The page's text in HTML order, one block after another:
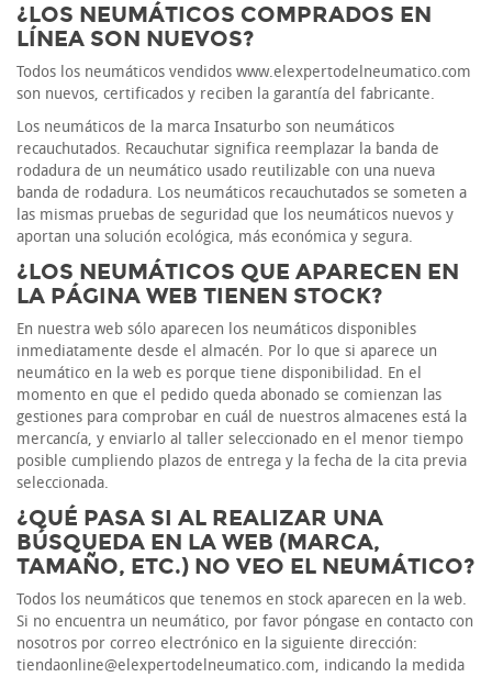
¿LOS NEUMÁTICOS COMPRADOS EN
LÍNEA SON NUEVOS?
Todos los neumáticos vendidos www.elexpertodelneumatico.com
son nuevos, certificados y reciben la garantía del fabricante.
Los neumáticos de la marca Insaturbo son neumáticos
recauchutados. Recauchutar significa reemplazar la banda de
rodadura de un neumático usado reutilizable con una nueva
banda de rodadura. Los neumáticos recauchutados se someten a
las mismas pruebas de seguridad que los neumáticos nuevos y
aportan una solución ecológica, más económica y segura.
¿LOS NEUMÁTICOS QUE APARECEN EN
LA PÁGINA WEB TIENEN STOCK?
En nuestra web sólo aparecen los neumáticos disponibles
inmediatamente desde el almacén. Por lo que si aparece un
neumático en la web es porque tiene disponibilidad. En el
momento en que el pedido queda abonado se comienzan las
gestiones para comprobar en cuál de nuestros almacenes está la
mercancía, y enviarlo al taller seleccionado en el menor tiempo
posible cumpliendo plazos de entrega y la fecha de la cita previa
seleccionada.
¿QUÉ PASA SI AL REALIZAR UNA
BÚSQUEDA EN LA WEB (MARCA,
TAMAÑO, ETC.) NO VEO EL NEUMÁTICO?
Todos los neumáticos que tenemos en stock aparecen en la web.
Si no encuentra un neumático, por favor póngase en contacto con
nosotros por correo electrónico en la siguiente dirección:
tiendaonline@elexpertodelneumatico.com, indicando la medida